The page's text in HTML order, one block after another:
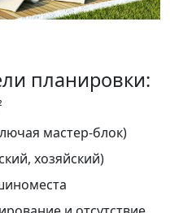
планировки:
мастер-блок)
хозяйский)